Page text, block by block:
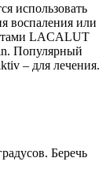
использовать
воспаления или
LACALUT
Популярный
– для лечения.
Беречь